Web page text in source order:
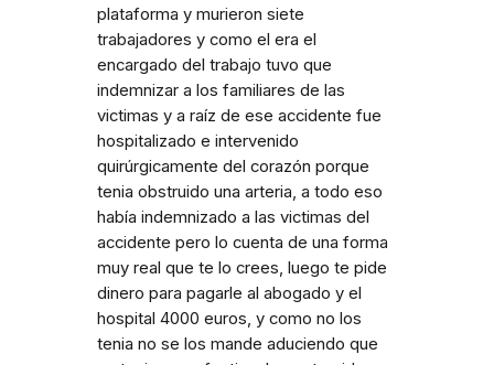
plataforma y murieron siete
trabajadores y como el era el
encargado del trabajo tuvo que
indemnizar a los familiares de las
victimas y a raíz de ese accidente fue
hospitalizado e intervenido
quirúrgicamente del corazón porque
tenia obstruido una arteria, a todo eso
había indemnizado a las victimas del
accidente pero lo cuenta de una forma
muy real que te lo crees, luego te pide
dinero para pagarle al abogado y el
hospital 4000 euros, y como no los
tenia no se los mande aduciendo que